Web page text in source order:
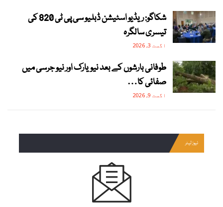
شکاگو: ریڈیو اسٹیشن ڈبلیو سی پی ٹی 820 کی
تیسری سالگرہ
اگست 3, 2026
طوفانی بارشوں کے بعد نیویارک اور نیو جرسی میں
صفائی کا…
اگست 9, 2026
نیوز لیٹر